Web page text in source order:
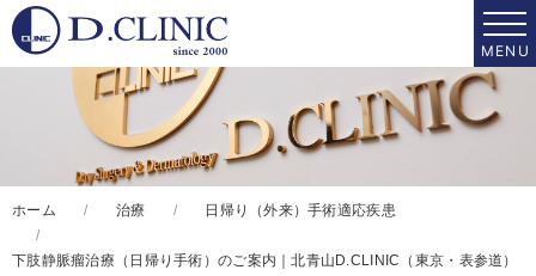
ホーム 治療 日帰り（外来）手術適応疾患
下肢静脈瘤治療（日帰り手術）のご案内｜北青山D.CLINIC（東京・表参道）